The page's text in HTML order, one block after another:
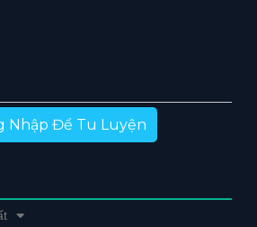
Nhập Để Tu Luyện